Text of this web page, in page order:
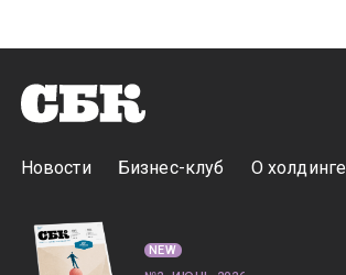
Новости Бизнес-клуб О холдинге
NEW